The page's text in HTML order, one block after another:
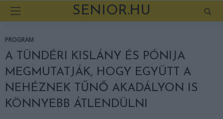
SENIOR.HU
PROGRAM
A TÜNDÉRI KISLÁNY ÉS PÓNIJA
MEGMUTATJÁK, HOGY EGYÜTT A
NEHÉZNEK TŰNŐ AKADÁLYON IS
KÖNNYEBB ÁTLENDÜLNI